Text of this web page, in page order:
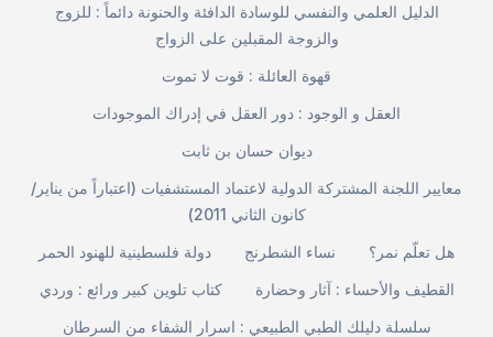
الدليل العلمي والنفسي للوسادة الدافئة والحنونة دائماً : للزوج
والزوجة المقبلين على الزواج
قهوة العائلة : قوت لا تموت
العقل و الوجود : دور العقل في إدراك الموجودات
ديوان حسان بن ثابت
معايير اللجنة المشتركة الدولية لاعتماد المستشفيات (اعتباراً من يناير/
كانون الثاني 2011)
دولة فلسطينية للهنود الحمر
نساء الشطرنج
هل تعلّم نمر؟
كتاب تلوين كبير ورائع : وردي
القطيف والأحساء : آثار وحضارة
سلسلة دليلك الطبي الطبيعي : اسرار الشفاء من السرطان